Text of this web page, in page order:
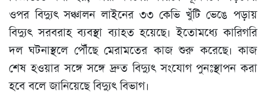
ওপর বিদ্যুৎ সঞ্চালন লাইনের ৩৩ কেভি খুঁটি ভেঙে পড়ায়
বিদ্যুৎ সরবরাহ ব্যবস্থা ব্যাহত হয়েছে। ইতোমধ্যে কারিগরি
দল ঘটনাস্থলে পৌঁছে মেরামতের কাজ শুরু করেছে। কাজ
শেষ হওয়ার সঙ্গে সঙ্গে দ্রুত বিদ্যুৎ সংযোগ পুনঃস্থাপন করা
হবে বলে জানিয়েছে বিদ্যুৎ বিভাগ।